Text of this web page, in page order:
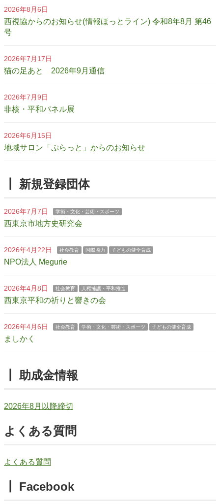
2026年8月6日
西視協からのお知らせ(情報ほっとライン) 令和8年8月 第46
号
2026年7月17日
猫の足あと 2026年9月通信
2026年7月9日
非核・平和パネル展
2026年6月15日
地域サロン「ぷらっと」からのお知らせ
┃ 新規登録団体
2026年7月7日 学術・文化・芸術・スポーツ
西東京市地方史研究会
2026年4月22日 社会教育 国際協力 子どもの健全育成
NPO法人 Megurie
2026年4月8日 社会教育 人権擁護・平和推進
西東京平和の祈りと響きの会
2026年4月6日 社会教育 学術・文化・芸術・スポーツ 子どもの健全育成
ましかく
┃ 助成金情報
2026年8月以降締切
よくある質問
よくある質問
┃ Facebook